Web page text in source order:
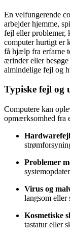
En velfungerende
arbejder hjemme,
fejl eller problemer,
computer hurtigt er
få hjælp fra erfarne
ærinder eller
almindelige fejl og
Typiske fejl og
Computere kan
opmærksomhed fra
Problemer
Virus og
langsom eller
Kosmetiske
tastatur eller